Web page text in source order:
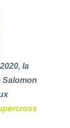
la
Salomon